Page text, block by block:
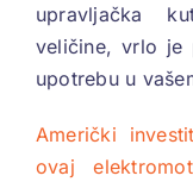
upravljačka
veličine, vrlo je
upotrebu u
Američki
ovaj